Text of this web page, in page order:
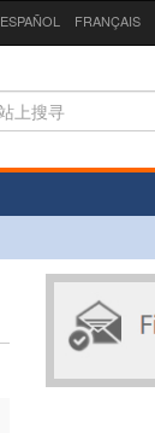
ESPAÑOL FRANÇAIS